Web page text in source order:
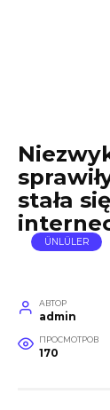
stała
ÜNLÜLER
АВТОР
admin
ПРОСМОТРОВ
170